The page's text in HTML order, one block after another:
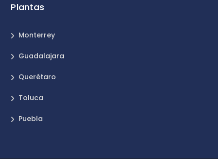
Plantas
Monterrey
Guadalajara
Querétaro
Toluca
Puebla